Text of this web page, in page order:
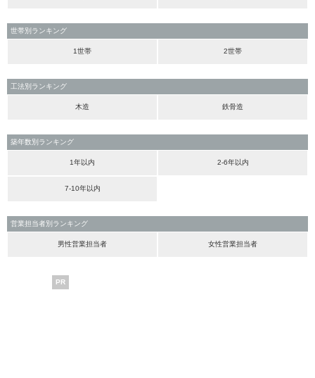
世帯別ランキング
1世帯 2世帯
工法別ランキング
木造 鉄骨造
築年数別ランキング
1年以内 2-6年以内
7-10年以内
営業担当者別ランキング
男性営業担当者 女性営業担当者
PR